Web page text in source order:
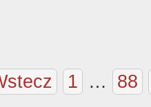
1 … 88